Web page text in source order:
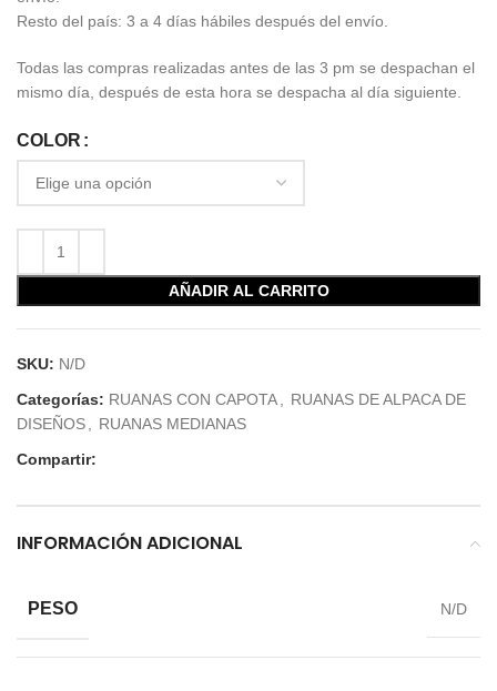
Resto del país: 3 a 4 días hábiles después del envío.
Todas las compras realizadas antes de las 3 pm se despachan el
mismo día, después de esta hora se despacha al día siguiente.
COLOR
AÑADIR AL CARRITO
SKU: N/D
Categorías: RUANAS CON CAPOTA, RUANAS DE ALPACA DE
DISEÑOS, RUANAS MEDIANAS
Compartir:
INFORMACIÓN ADICIONAL
PESO N/D